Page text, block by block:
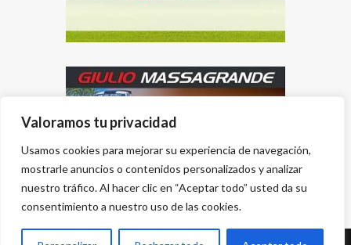
Valoramos tu privacidad
Usamos cookies para mejorar su experiencia de navegación,
mostrarle anuncios o contenidos personalizados y analizar
nuestro tráfico. Al hacer clic en “Aceptar todo” usted da su
consentimiento a nuestro uso de las cookies.